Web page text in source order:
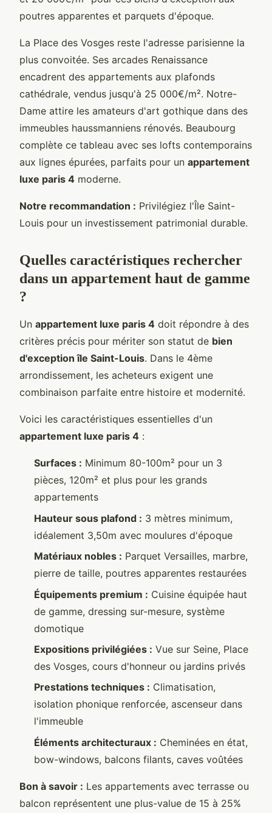
poutres apparentes et parquets d'époque.
La Place des Vosges reste l'adresse parisienne la
plus convoitée. Ses arcades Renaissance
encadrent des appartements aux plafonds
cathédrale, vendus jusqu'à 25 000€/m². Notre-
Dame attire les amateurs d'art gothique dans des
immeubles haussmanniens rénovés. Beaubourg
complète ce tableau avec ses lofts contemporains
aux lignes épurées, parfaits pour un appartement
luxe paris 4 moderne.
Notre recommandation : Privilégiez l'Île Saint-
Louis pour un investissement patrimonial durable.
Quelles caractéristiques rechercher
dans un appartement haut de gamme
?
Un appartement luxe paris 4 doit répondre à des
critères précis pour mériter son statut de bien
d'exception île Saint-Louis. Dans le 4ème
arrondissement, les acheteurs exigent une
combinaison parfaite entre histoire et modernité.
Voici les caractéristiques essentielles d'un
appartement luxe paris 4 :
Surfaces : Minimum 80-100m² pour un 3
pièces, 120m² et plus pour les grands
appartements
Hauteur sous plafond : 3 mètres minimum,
idéalement 3,50m avec moulures d'époque
Matériaux nobles : Parquet Versailles, marbre,
pierre de taille, poutres apparentes restaurées
Équipements premium : Cuisine équipée haut
de gamme, dressing sur-mesure, système
domotique
Expositions privilégiées : Vue sur Seine, Place
des Vosges, cours d'honneur ou jardins privés
Prestations techniques : Climatisation,
isolation phonique renforcée, ascenseur dans
l'immeuble
Éléments architecturaux : Cheminées en état,
bow-windows, balcons filants, caves voûtées
Bon à savoir : Les appartements avec terrasse ou
balcon représentent une plus-value de 15 à 25%